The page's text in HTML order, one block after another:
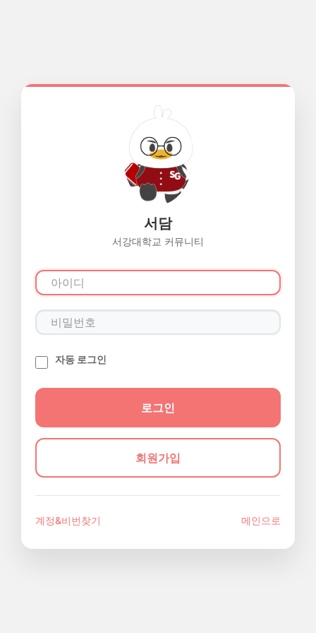
서담
서강대학교 커뮤니티
자동 로그인
회원가입
계정&비번찾기 메인으로